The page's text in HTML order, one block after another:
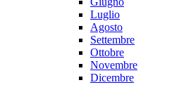
Luglio
Agosto
Settembre
Ottobre
Novembre
Dicembre